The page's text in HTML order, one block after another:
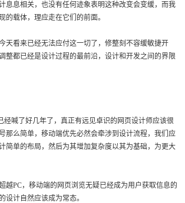
息息相关，也没有任何迹象表明这种改变会变缓，而我
的载体，理应走在它们的前面。
天看来已经无法应付这一切了，修整刻不容缓敏捷开
整都已经是设计过程的最前沿，设计和开发之间的界限
经喊了好几年了，真正有远见卓识的网页设计师应该很
那么简单，移动端优先必然会牵涉到设计流程，我们应
简单的布局，然后为其增加复杂度以其为基础，为更大
越PC，移动端的网页浏览无疑已经成为用户获取信息的
设计自然应该成为常态。